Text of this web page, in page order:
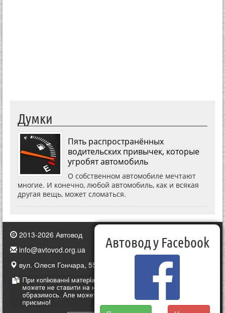
Думки
Пять распространённых
водительских привычек, которые
угробят автомобиль
О собственном автомобиле мечтают
многие. И конечно, любой автомобиль, как и всякая
другая вещь, может сломаться.
2013-2026 Автовод
info@avtovod.org.ua
вул. Олеся Гончара, 55, Київ, Україна
Автовод у Facebook